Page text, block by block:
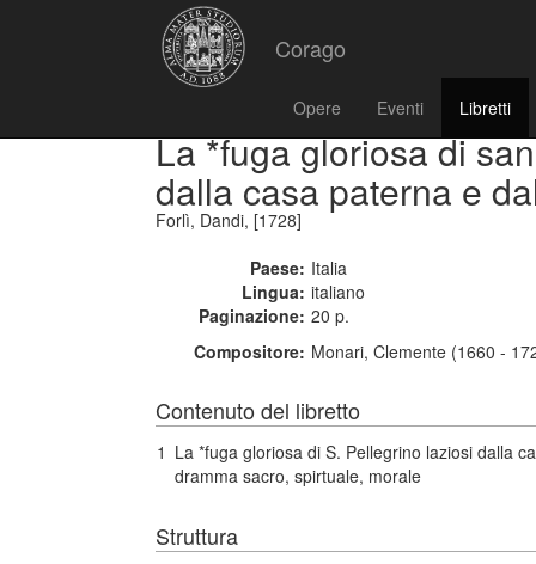
Corago
Opere Eventi Libretti
La *fuga gloriosa di
dalla casa paterna e
Forlì, Dandi, [1728]
Paese: Italia
Lingua: italiano
Paginazione: 20 p.
Compositore: Monari, Clemente (1660 -
Contenuto del libretto
1 La *fuga gloriosa di S. Pellegrino laziosi dalla
dramma sacro, spirtuale, morale
Struttura